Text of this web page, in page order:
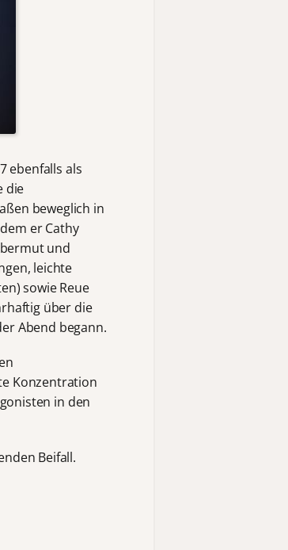
ebenfalls als
die
beweglich in
er Cathy
und
leichte
sowie Reue
über die
Abend begann.
Konzentration
in den
Beifall.